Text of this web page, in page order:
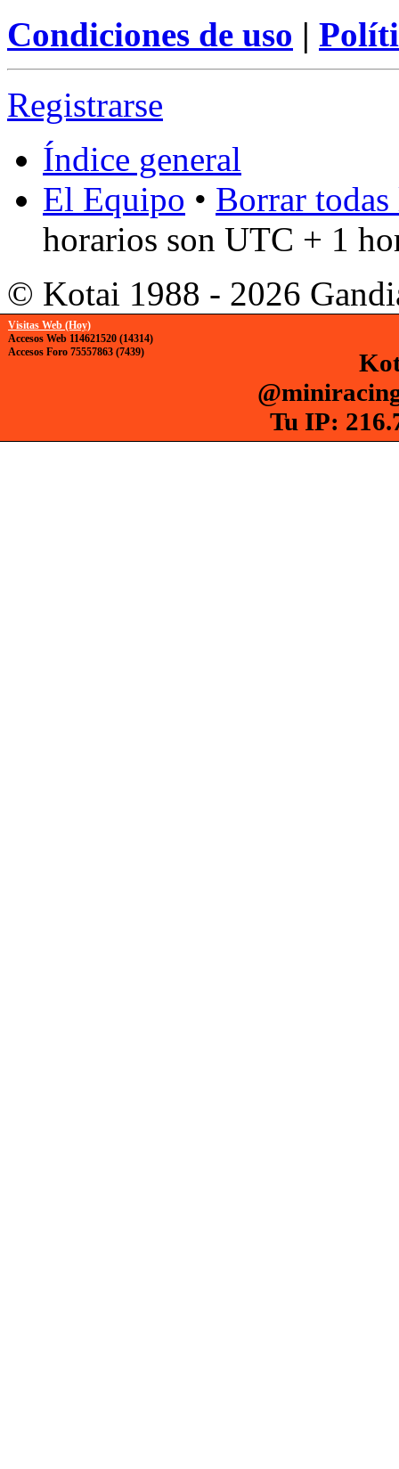
Condiciones de uso |
Registrarse
Índice general
El Equipo • Borrar
horarios son UTC + 1
© Kotai 1988 - 2026
Visitas Web (Hoy)
Accesos Web 114621520 (14314)
Accesos Foro 75557863 (7439)
Tu IP: